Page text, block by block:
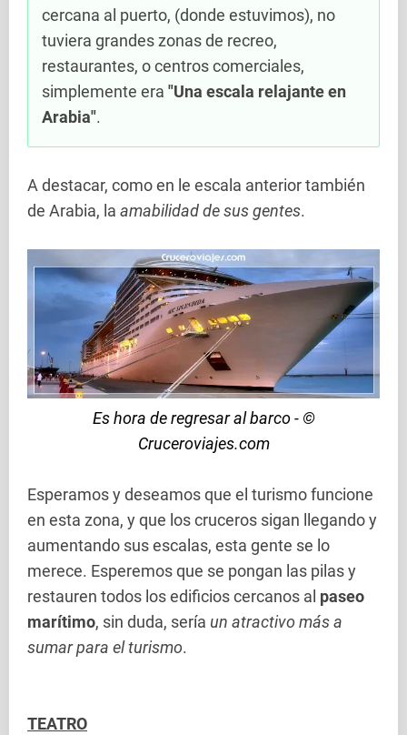
cercana al puerto, (donde estuvimos), no
tuviera grandes zonas de recreo,
restaurantes, o centros comerciales,
simplemente era "Una escala relajante en
Arabia".
A destacar, como en le escala anterior también
de Arabia, la amabilidad de sus gentes.
Es hora de regresar al barco - ©
Cruceroviajes.com
Esperamos y deseamos que el turismo funcione
en esta zona, y que los cruceros sigan llegando y
aumentando sus escalas, esta gente se lo
merece. Esperemos que se pongan las pilas y
restauren todos los edificios cercanos al paseo
marítimo, sin duda, sería un atractivo más a
sumar para el turismo.
TEATRO